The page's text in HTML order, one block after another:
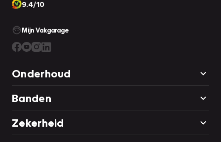
9.4/10
Mijn Vakgarage
Onderhoud
Banden
Zekerheid